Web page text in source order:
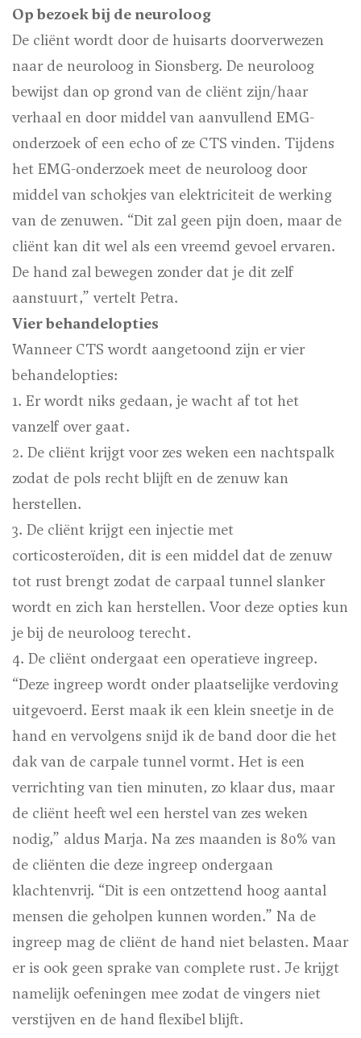
Op bezoek bij de neuroloog
De cliënt wordt door de huisarts doorverwezen
naar de neuroloog in Sionsberg. De neuroloog
bewijst dan op grond van de cliënt zijn/haar
verhaal en door middel van aanvullend EMG-
onderzoek of een echo of ze CTS vinden. Tijdens
het EMG-onderzoek meet de neuroloog door
middel van schokjes van elektriciteit de werking
van de zenuwen. “Dit zal geen pijn doen, maar de
cliënt kan dit wel als een vreemd gevoel ervaren.
De hand zal bewegen zonder dat je dit zelf
aanstuurt,” vertelt Petra.
Vier behandelopties
Wanneer CTS wordt aangetoond zijn er vier
behandelopties:
1. Er wordt niks gedaan, je wacht af tot het
vanzelf over gaat.
2. De cliënt krijgt voor zes weken een nachtspalk
zodat de pols recht blijft en de zenuw kan
herstellen.
3. De cliënt krijgt een injectie met
corticosteroïden, dit is een middel dat de zenuw
tot rust brengt zodat de carpaal tunnel slanker
wordt en zich kan herstellen. Voor deze opties kun
je bij de neuroloog terecht.
4. De cliënt ondergaat een operatieve ingreep.
“Deze ingreep wordt onder plaatselijke verdoving
uitgevoerd. Eerst maak ik een klein sneetje in de
hand en vervolgens snijd ik de band door die het
dak van de carpale tunnel vormt. Het is een
verrichting van tien minuten, zo klaar dus, maar
de cliënt heeft wel een herstel van zes weken
nodig,” aldus Marja. Na zes maanden is 80% van
de cliënten die deze ingreep ondergaan
klachtenvrij. “Dit is een ontzettend hoog aantal
mensen die geholpen kunnen worden.” Na de
ingreep mag de cliënt de hand niet belasten. Maar
er is ook geen sprake van complete rust. Je krijgt
namelijk oefeningen mee zodat de vingers niet
verstijven en de hand flexibel blijft.